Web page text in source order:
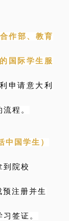
作部、教育
国际学生服
申请意大利
程。
国学生）
到院校
注册并生
签证。